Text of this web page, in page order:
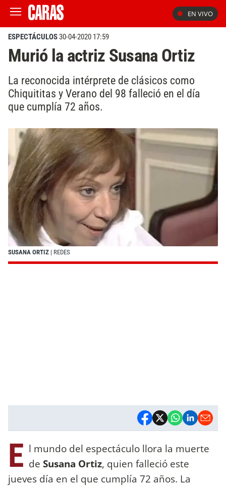
EN VIVO
ESPECTÁCULOS30-04-2020 17:59
Murió la actriz Susana Ortiz
La reconocida intérprete de clásicos como
Chiquititas y Verano del 98 falleció en el día
que cumplía 72 años.
SUSANA ORTIZ | REDES
E l mundo del espectáculo llora la muerte
de Susana Ortiz, quien falleció este
jueves día en el que cumplía 72 años. La